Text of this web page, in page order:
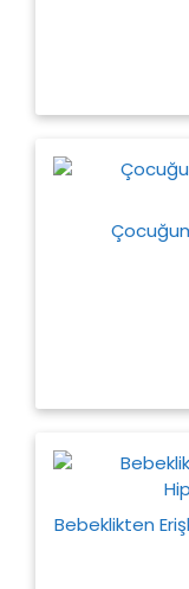
Bebeklikten